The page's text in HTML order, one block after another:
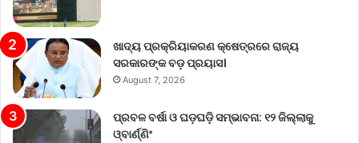
ଖାଦ୍ୟ ପ୍ରକ୍ରିୟାକରଣ କ୍ଷେତ୍ରରେ ରାଜ୍ୟ
ସରକାରଙ୍କ ବଡ଼ ପ୍ରୟାସ।
August 7, 2026
ପ୍ରବଳ ବର୍ଷା ଓ ଘଡ଼ଘଡ଼ି ସମ୍ଭାବନା: ୧୨ ଜିଲ୍ଲାକୁ
ଓ୍ବାର୍ଣ୍ଣିଂ